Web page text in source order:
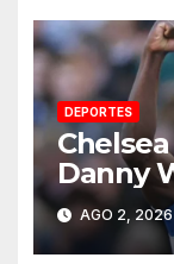
DEPORTES
Danny
AGO 2, 2026